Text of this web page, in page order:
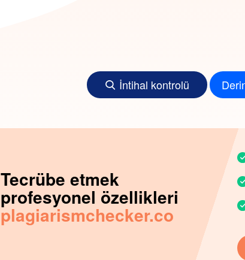
İntihal kontrolü
Tecrübe etmek
profesyonel özellikleri
plagiarismchecker.co